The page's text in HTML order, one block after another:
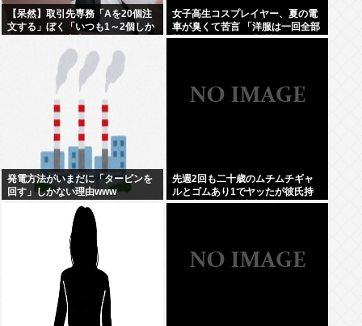
【呆然】取引先専務「Aを20個注
文する」ぼく「いつも1～2個しか
る？」取専「あってる」⇒結果！
女子高生コスプレイヤー、夏の電
車が臭くて苦言 「洋服は一回全部
熱湯につけよう！洗濯機はキッチ
発電方法がいまだに「タービンを
回す」しかない理由www
先週2回も二十歳のムチムチギャ
ルとゴムあり1でヤッたが彼氏持
ちと判明して脳破壊されとる